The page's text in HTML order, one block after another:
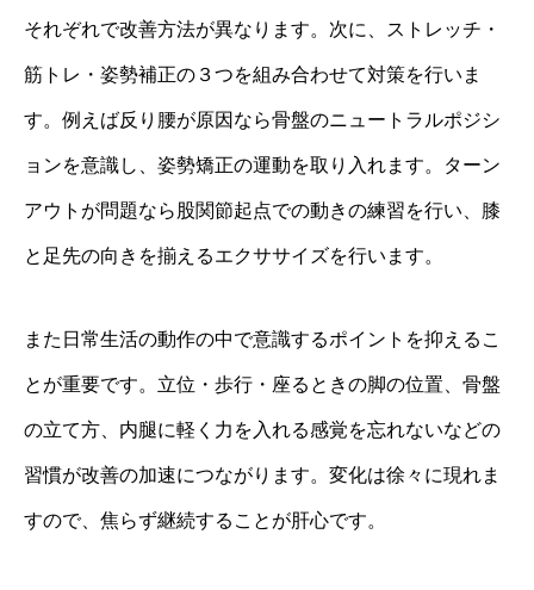
それぞれで改善方法が異なります。次に、ストレッチ・
筋トレ・姿勢補正の３つを組み合わせて対策を行いま
す。例えば反り腰が原因なら骨盤のニュートラルポジシ
ョンを意識し、姿勢矯正の運動を取り入れます。ターン
アウトが問題なら股関節起点での動きの練習を行い、膝
と足先の向きを揃えるエクササイズを行います。
また日常生活の動作の中で意識するポイントを抑えるこ
とが重要です。立位・歩行・座るときの脚の位置、骨盤
の立て方、内腿に軽く力を入れる感覚を忘れないなどの
習慣が改善の加速につながります。変化は徐々に現れま
すので、焦らず継続することが肝心です。